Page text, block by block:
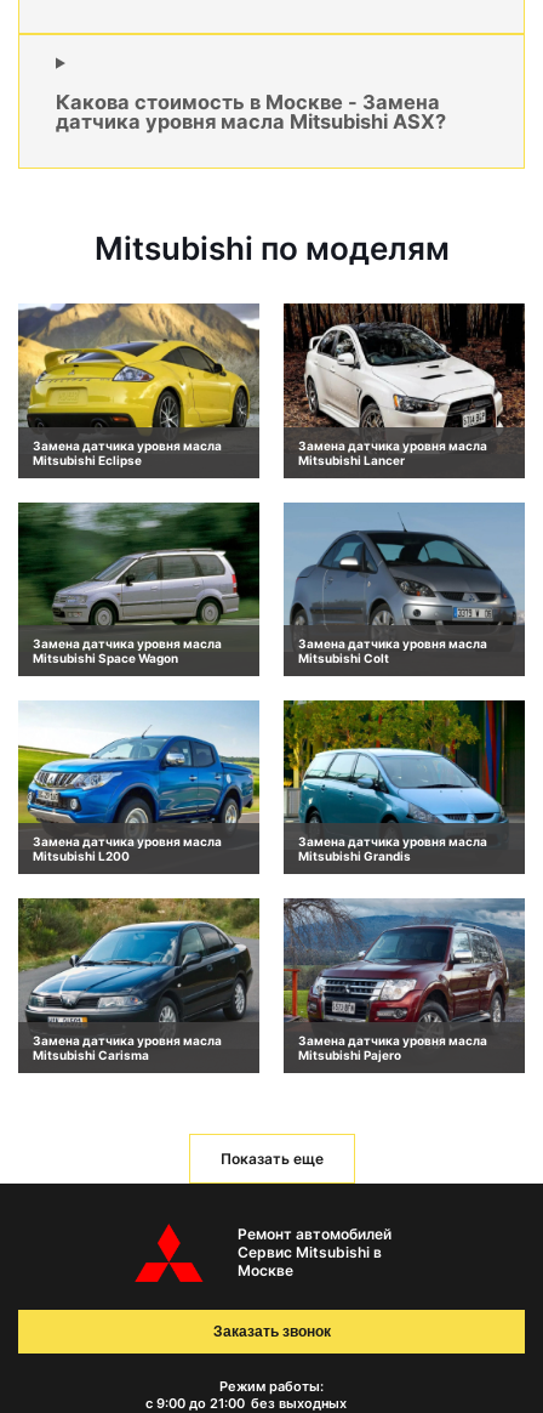
Какова стоимость в Москве - Замена
датчика уровня масла Mitsubishi ASX?
Mitsubishi по моделям
Замена датчика уровня масла
Mitsubishi Eclipse
Замена датчика уровня масла
Mitsubishi Lancer
Замена датчика уровня масла
Mitsubishi Space Wagon
Замена датчика уровня масла
Mitsubishi Colt
Замена датчика уровня масла
Mitsubishi L200
Замена датчика уровня масла
Mitsubishi Grandis
Замена датчика уровня масла
Mitsubishi Carisma
Замена датчика уровня масла
Mitsubishi Pajero
Показать еще
Ремонт автомобилей
Сервис Mitsubishi в
Москве
Режим работы:
с 9:00 до 21:00 без выходных
Заказать звонок